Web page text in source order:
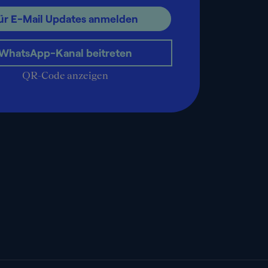
E-Mail Updates anmelden
Kanal beitreten
QR-Code anzeigen